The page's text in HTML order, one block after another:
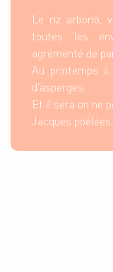
Le riz arborio,
toutes les
agrémenté de
Au printemps il
d'asperges.
Et il sera on ne
Jacques poêlées.